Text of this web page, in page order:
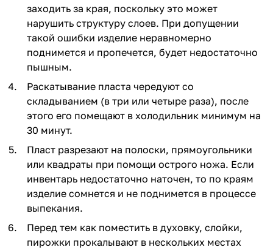
заходить за края, поскольку это может
нарушить структуру слоев. При допущении
такой ошибки изделие неравномерно
поднимется и пропечется, будет недостаточно
пышным.
Раскатывание пласта чередуют со
складыванием (в три или четыре раза), после
этого его помещают в холодильник минимум на
30 минут.
Пласт разрезают на полоски, прямоугольники
или квадраты при помощи острого ножа. Если
инвентарь недостаточно наточен, то по краям
изделие сомнется и не поднимется в процессе
выпекания.
Перед тем как поместить в духовку, слойки,
пирожки прокалывают в нескольких местах